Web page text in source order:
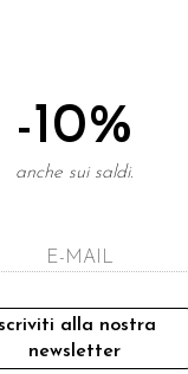
Maria Angela
Ischia
NOSTRA
condizioni sulla privacy.
-10%
anche sui saldi.
alla nostra
newsletter